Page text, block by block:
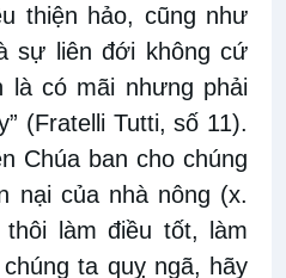
thiện hảo, cũng như
sự liên đới không cứ
là có mãi nhưng phải
(Fratelli Tutti, số 11).
Chúa ban cho chúng
nại của nhà nông (x.
làm điều tốt, làm
ta quỵ ngã, hãy